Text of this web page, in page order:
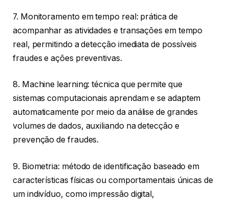
7. Monitoramento em tempo real: prática de
acompanhar as atividades e transações em tempo
real, permitindo a detecção imediata de possíveis
fraudes e ações preventivas.
8. Machine learning: técnica que permite que
sistemas computacionais aprendam e se adaptem
automaticamente por meio da análise de grandes
volumes de dados, auxiliando na detecção e
prevenção de fraudes.
9. Biometria: método de identificação baseado em
características físicas ou comportamentais únicas de
um indivíduo, como impressão digital,